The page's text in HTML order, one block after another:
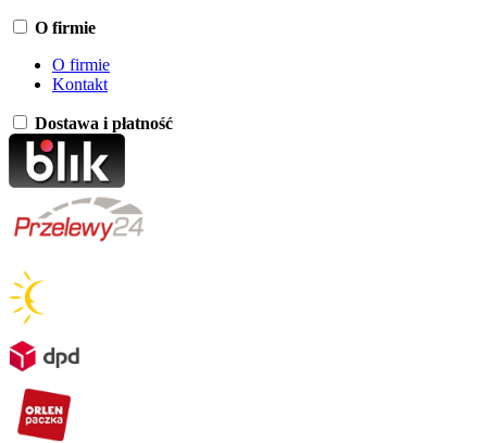
O firmie
O firmie
Kontakt
Dostawa i płatność